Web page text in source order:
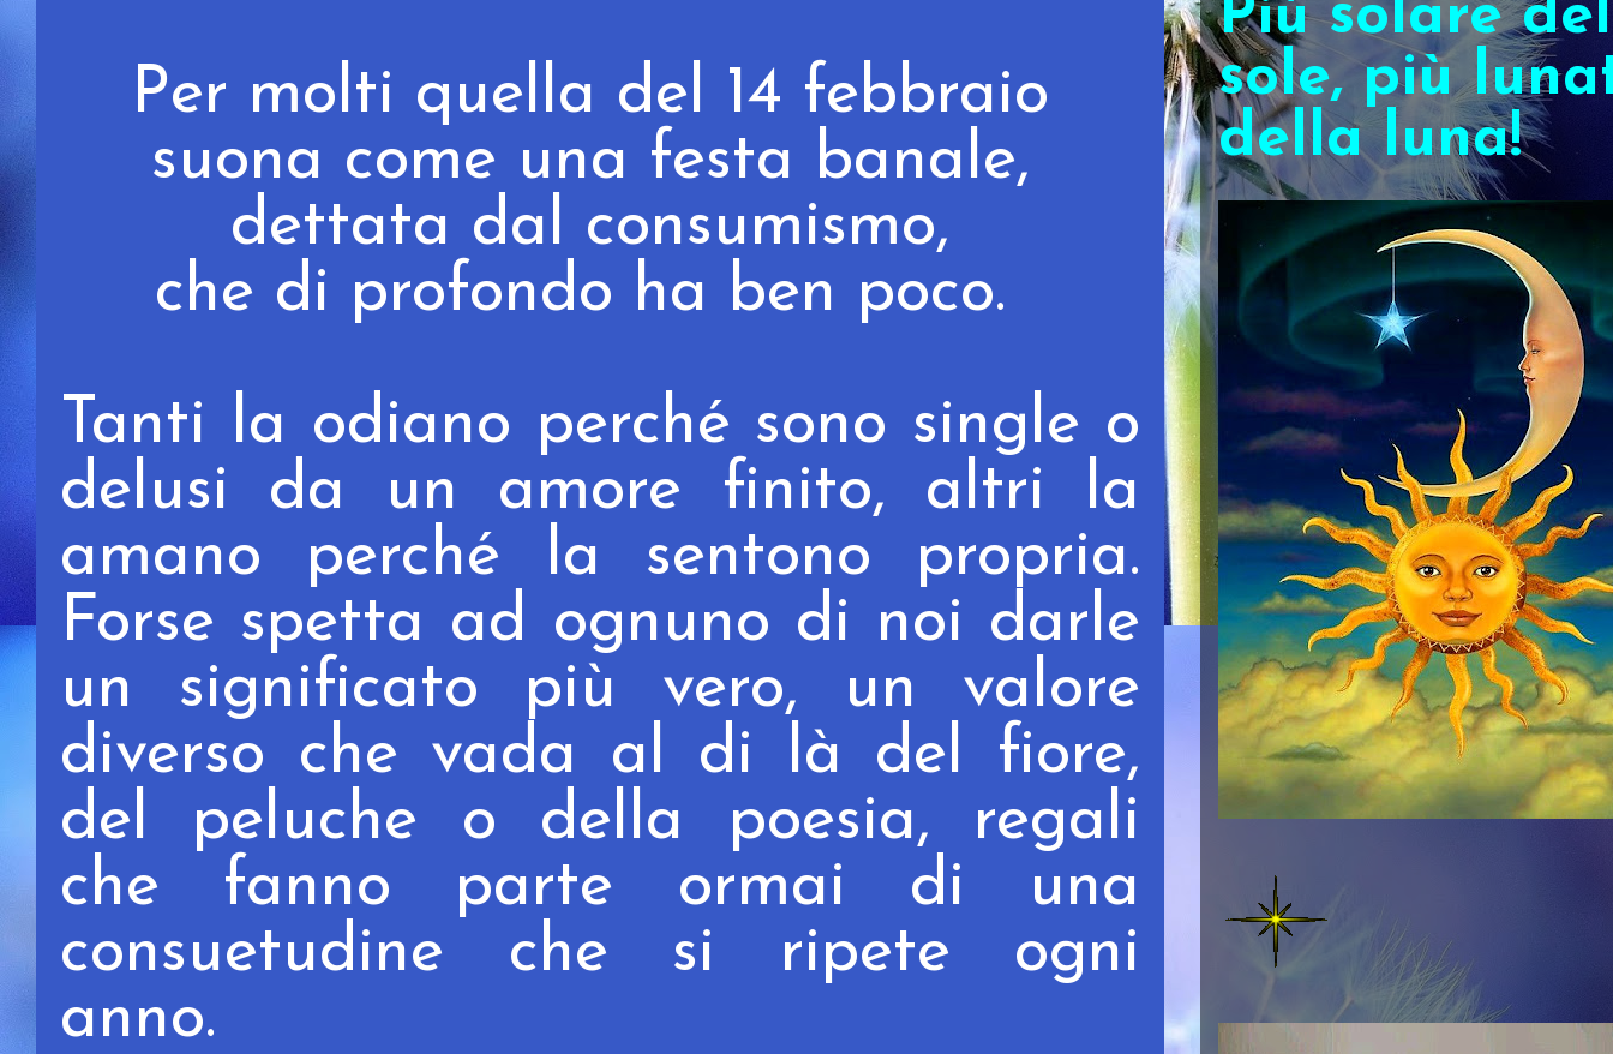
Per molti quella del 14 febbraio
suona come una festa banale,
dettata dal consumismo,
che di profondo ha ben poco.
Tanti la odiano perché sono single o
delusi da un amore finito, altri la
amano perché la sentono propria.
Forse spetta ad ognuno di noi darle
un significato più vero, un valore
diverso che vada al di là del fiore,
del peluche o della poesia, regali
che fanno parte ormai di una
consuetudine che si ripete ogni
anno.
Più solare del
sole, più
della luna!